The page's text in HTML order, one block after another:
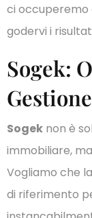
ci occuperemo
godervi i
Sogek:
Gestione
Sogek non è
immobiliare,
Vogliamo che
di riferimento